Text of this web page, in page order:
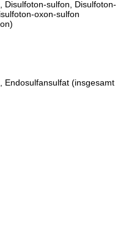
Disulfoton-sulfon, Disulfoton-
oxon-sulfon
Endosulfansulfat (insgesamt